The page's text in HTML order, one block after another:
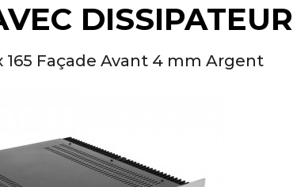
DISSIPATEUR
165 Façade Avant 4 mm Argent